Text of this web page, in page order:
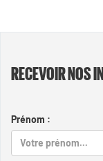
RECEVOIR NOS
Prénom :